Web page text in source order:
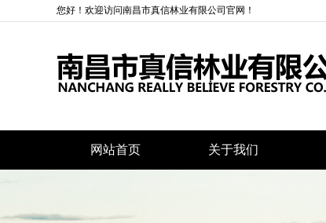
您好！欢迎访问南昌市真信林业有限公司官网！
网站首页 关于我们